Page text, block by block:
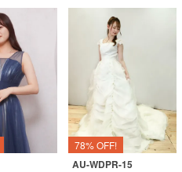
78% OFF!
AU-WDPR-15